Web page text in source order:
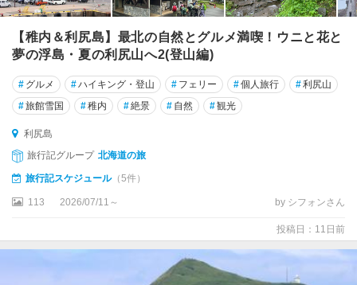
・
蘭
洞
爺
・
支
笏
苫
小
千
【稚内＆利尻島】最北の自然とグルメ満喫！ウニと花と
夢の浮島・夏の利尻山へ2(登山編)
# グルメ #ハイキング・登山 # フェリー #個人旅行 #利尻山
#旅館雪国 #稚内 #絶景 # 自然 #観光
利尻島
旅行記グループ 北海道の旅
旅行記スケジュール（5件）
113 2026/07/11～ by シフォンさん
投稿日：11日前